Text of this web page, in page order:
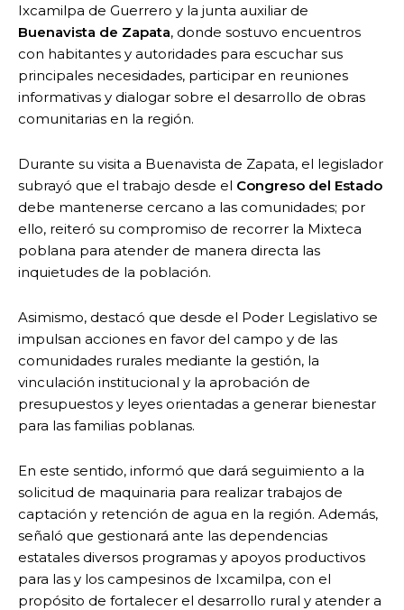
Ixcamilpa de Guerrero y la junta auxiliar de
Buenavista de Zapata, donde sostuvo encuentros
con habitantes y autoridades para escuchar sus
principales necesidades, participar en reuniones
informativas y dialogar sobre el desarrollo de obras
comunitarias en la región.
Durante su visita a Buenavista de Zapata, el legislador
subrayó que el trabajo desde el Congreso del Estado
debe mantenerse cercano a las comunidades; por
ello, reiteró su compromiso de recorrer la Mixteca
poblana para atender de manera directa las
inquietudes de la población.
Asimismo, destacó que desde el Poder Legislativo se
impulsan acciones en favor del campo y de las
comunidades rurales mediante la gestión, la
vinculación institucional y la aprobación de
presupuestos y leyes orientadas a generar bienestar
para las familias poblanas.
En este sentido, informó que dará seguimiento a la
solicitud de maquinaria para realizar trabajos de
captación y retención de agua en la región. Además,
señaló que gestionará ante las dependencias
estatales diversos programas y apoyos productivos
para las y los campesinos de Ixcamilpa, con el
propósito de fortalecer el desarrollo rural y atender a